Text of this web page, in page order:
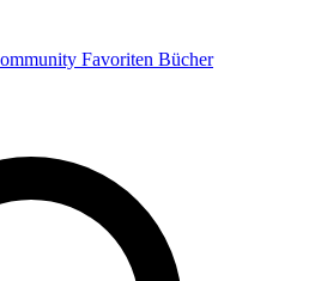
Favoriten Bücher